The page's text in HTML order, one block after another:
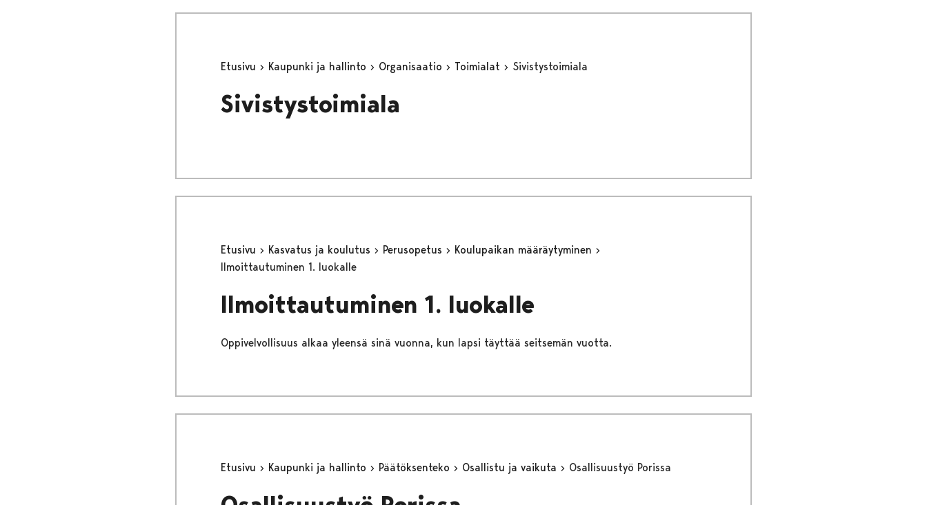
Etusivu Kaupunki ja hallinto Organisaatio Toimialat Sivistystoimiala
Sivistystoimiala
Etusivu Kasvatus ja koulutus Perusopetus
Koulupaikan määräytyminen
Ilmoittautuminen 1. luokalle
Ilmoittautuminen 1. luokalle
Oppivelvollisuus alkaa yleensä sinä vuonna, kun lapsi täyttää seitsemän vuotta.
Etusivu Kaupunki ja hallinto Päätöksenteko Osallistu ja vaikuta Osallisuustyö Porissa